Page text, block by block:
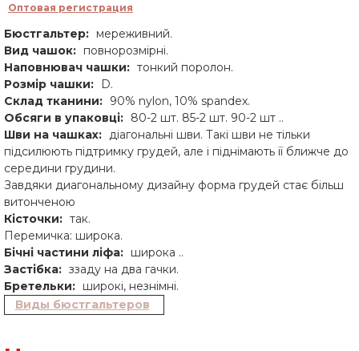
Оптовая регистрация
Бюстгальтер: мереживний.
Вид чашок: повнорозмірні.
Наповнювач чашки: тонкий поролон.
Розмір чашки:
D.
Склад тканини: 90% nylon, 10% spandex.
Обсяги в упаковці: 80-2 шт. 85-2 шт. 90-2 шт ..
Шви на чашках: діагональні шви. Такі шви не тільки
підсилюють підтримку грудей, але і піднімають її ближче до
середини грудини.
Завдяки диагональному дизайну форма грудей стає більш
витонченою
Кісточки: так.
Перемичка: широка.
Бічні частини ліфа: широка ..
Застібка: ззаду на два гачки.
Бретельки: широкі, незнімні.
Виды бюстгальтеров